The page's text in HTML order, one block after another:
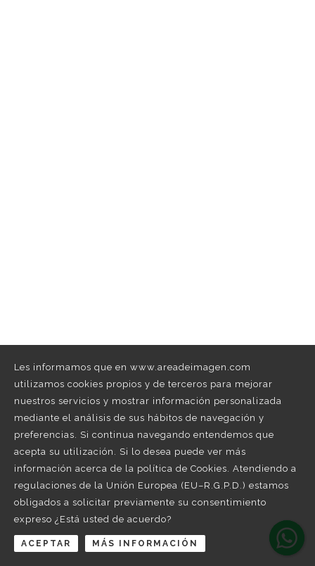
Les informamos que en www.areadeimagen.com
utilizamos cookies propios y de terceros para mejorar
nuestros servicios y mostrar información personalizada
mediante el análisis de sus hábitos de navegación y
preferencias. Si continua navegando entendemos que
acepta su utilización. Si lo desea puede ver más
información acerca de la política de Cookies. Atendiendo a
regulaciones de la Unión Europea (EU–R.G.P.D.) estamos
obligados a solicitar previamente su consentimiento
expreso ¿Está usted de acuerdo?
ACEPTAR MÁS INFORMACIÓN